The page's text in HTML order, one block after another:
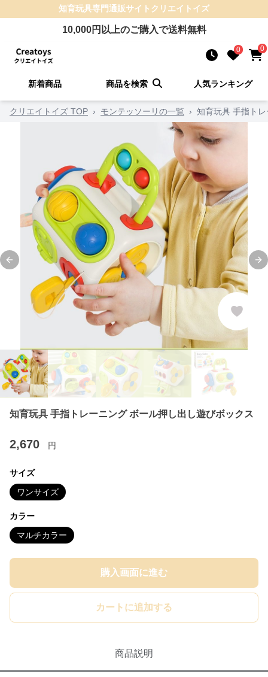
知育玩具専門通販サイト クリエイトイズ
10,000円以上のご購入で送料無料
0 0
新着商品 商品を検索 人気ランキング
クリエイトイズ TOP › モンテッソーリの一覧 › 知育玩具 手指ト
Previous slide
知育玩具 手指トレーニング ボール押し出し遊びボックス
2,670 円
サイズ
ワンサイズ
カラー
マルチカラー
購入画面に進む
カートに追加する
商品説明